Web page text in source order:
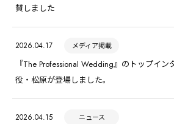
賛しました
2026.04.17 メディア掲載
『The Professional Wedding』のトップイ
役・松原が登場しました。
2026.04.15 ニュース